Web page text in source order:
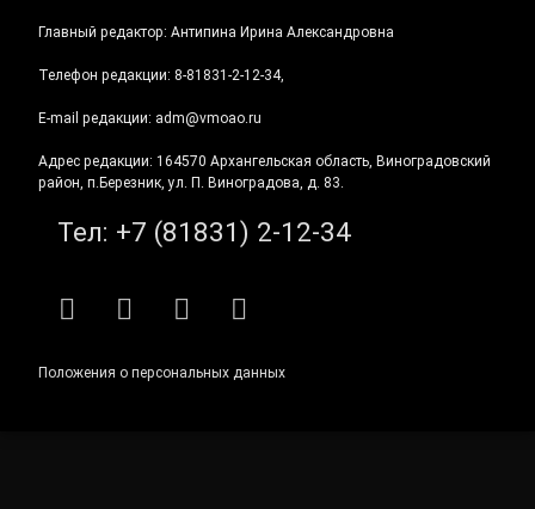
Главный редактор: Антипина Ирина Александровна
Телефон редакции: 8-81831-2-12-34,
E-mail редакции: adm@vmoao.ru
Адрес редакции: 164570 Архангельская область, Виноградовский
район, п.Березник, ул. П. Виноградова, д. 83.
Тел: +7 (81831) 2-12-34
RSS E-mailВКонтакте
Telegram
Положения о персональных данных